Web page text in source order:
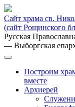
Сайт храма св.
(сайт Рощинского
Русская
— Выборгская
Построим
вместе
Архиерей